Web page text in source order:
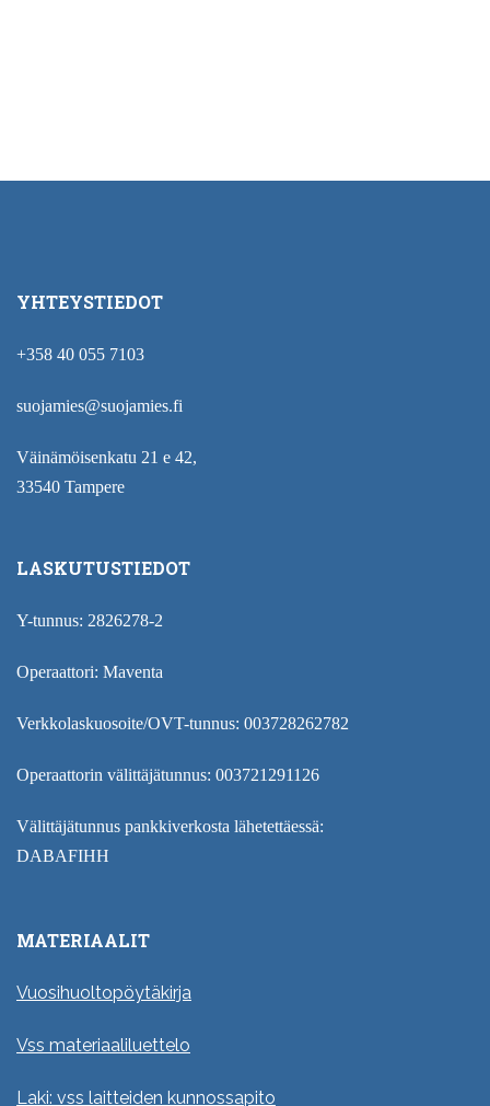
YHTEYSTIEDOT
+358 40 055 7103
suojamies@suojamies.fi
Väinämöisenkatu 21 e 42,
33540 Tampere
LASKUTUSTIEDOT
Y-tunnus: 2826278-2
Operaattori: Maventa
Verkkolaskuosoite/OVT-tunnus: 003728262782
Operaattorin välittäjätunnus: 003721291126
Välittäjätunnus pankkiverkosta lähetettäessä:
DABAFIHH
MATERIAALIT
Vuosihuoltopöytäkirja
Vss materiaaliluettelo
Laki: vss laitteiden kunnossapito